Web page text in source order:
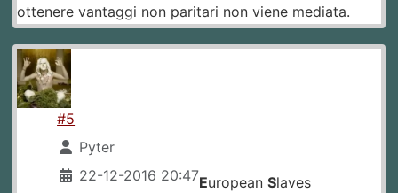
ottenere vantaggi non paritari non viene mediata.
#5
Pyter
22-12-2016 20:47EuropeanSlaves